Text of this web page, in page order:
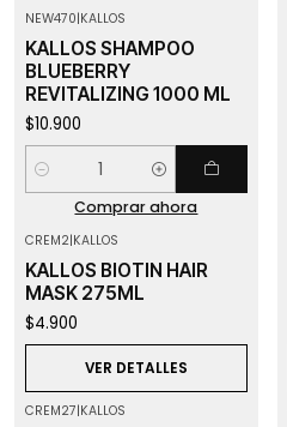
NEW470|KALLOS
KALLOS SHAMPOO
BLUEBERRY
REVITALIZING 1000 ML
$10.900
Cantidad
Comprar ahora
CREM2|KALLOS
KALLOS BIOTIN HAIR
MASK 275ML
$4.900
VER DETALLES
CREM27|KALLOS